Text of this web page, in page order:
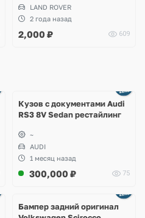
LAND ROVER
2 года назад
2,000 ₽ 609
Кузов с документами Audi
RS3 8V Sedan рестайлинг
~
AUDI
1 месяц назад
300,000 ₽ 75
Бампер задний оригинал